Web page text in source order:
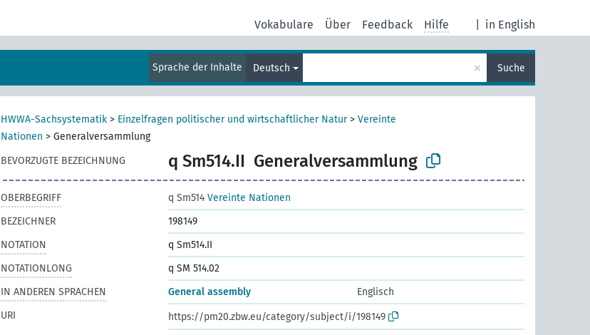
in English
Vokabulare Über Feedback Hilfe
Sprache der Inhalte Deutsch × Suche
HWWA-Sachsystematik > Einzelfragen politischer und wirtschaftlicher Natur> Vereinte
Nationen > Generalversammlung
BEVORZUGTE BEZEICHNUNG
q Sm514.II Generalversammlung
OBERBEGRIFF q Sm514 Vereinte Nationen
BEZEICHNER
198149
NOTATION
q Sm514.II
NOTATIONLONG
q SM 514.02
IN ANDEREN SPRACHEN
General assembly
Englisch
URI
https://pm20.zbw.eu/category/subject/i/198149